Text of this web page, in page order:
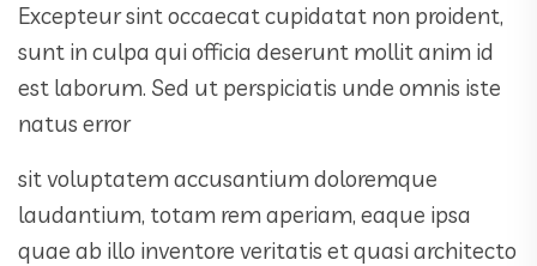
Excepteur sint occaecat cupidatat non proident,
sunt in culpa qui officia deserunt mollit anim id
est laborum. Sed ut perspiciatis unde omnis iste
natus error
sit voluptatem accusantium doloremque
laudantium, totam rem aperiam, eaque ipsa
quae ab illo inventore veritatis et quasi architecto